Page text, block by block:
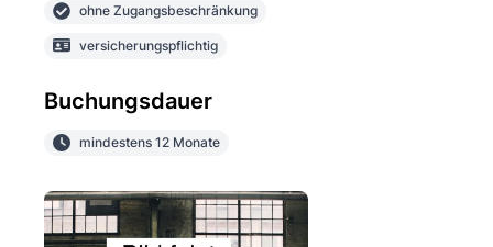
ohne Zugangsbeschränkung
versicherungspflichtig
Buchungsdauer
mindestens 12 Monate